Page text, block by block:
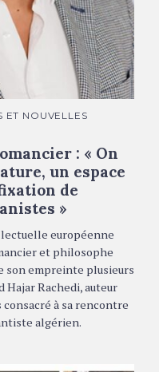
ET NOUVELLES
: « On
un espace
de
»
européenne
et philosophe
son empreinte plusieurs
Rachedi, auteur
à sa rencontre
algérien.